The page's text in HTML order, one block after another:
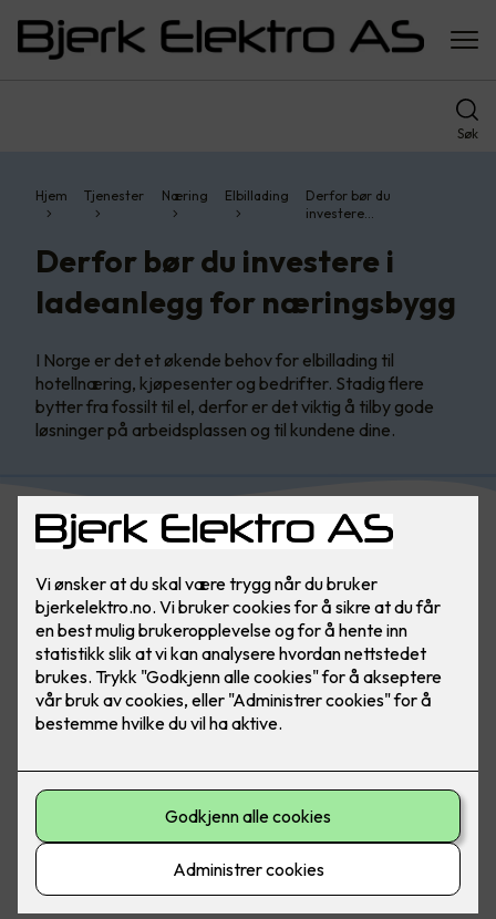
Søk
Hjem Tjenester Næring Elbillading
Derfor bør du
investere…
Derfor bør du investere i
ladeanlegg for næringsbygg
I Norge er det et økende behov for elbillading til
hotellnæring, kjøpesenter og bedrifter. Stadig flere
bytter fra fossilt til el, derfor er det viktig å tilby gode
løsninger på arbeidsplassen og til kundene dine.
enklere ved å installere ladeanlegg på arbeidsplassen.
Foto: Marthe Thu (Zaptec)
Utskifting til elbiler